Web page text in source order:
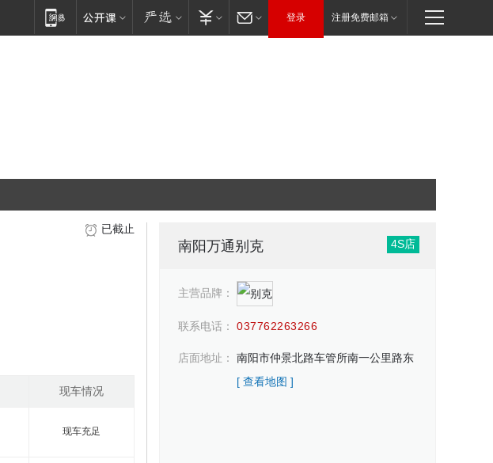
登录 注册免费邮箱
已截止
现车情况
现车充足
南阳万通别克 4S店
主营品牌：
联系电话： 037762263266
店面地址：
南阳市仲景北路车管所南一公里路东
[ 查看地图 ]